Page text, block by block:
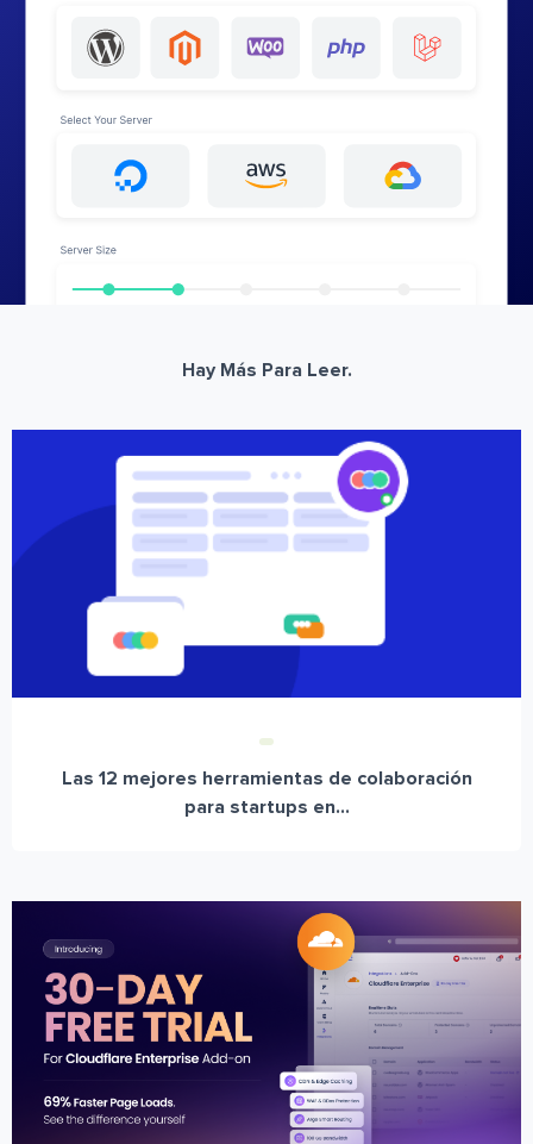
Hay Más Para Leer.
Las 12 mejores herramientas de colaboración
para startups en...